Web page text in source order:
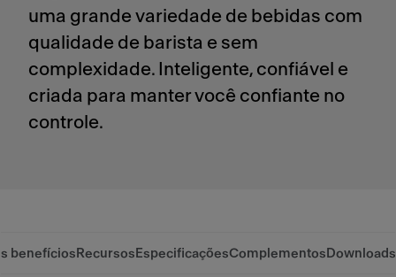
uma grande variedade de bebidas com
qualidade de barista e sem
complexidade. Inteligente, confiável e
criada para manter você confiante no
controle.
benefícios Recursos EspecificaçõesComplementos Downloads